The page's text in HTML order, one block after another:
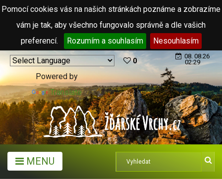
Pomocí cookies vás na našich stránkách poznáme a zobrazíme
vám je tak, aby všechno fungovalo správně a dle vašich
preferencí.
Rozumím a souhlasím Nesouhlasím
Powered by
Translate
0
08. 08.26
02:29
MENU